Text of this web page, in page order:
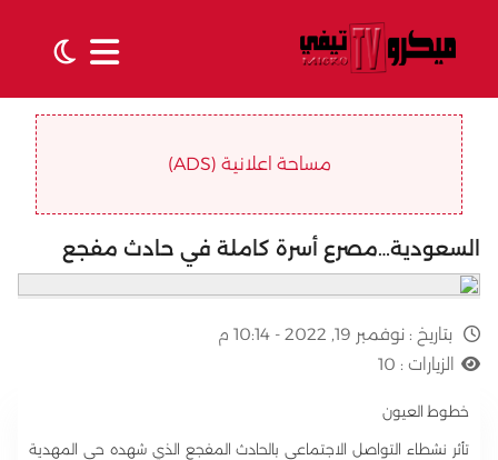
مساحة اعلانية (ADS)
السعودية…مصرع أسرة كاملة في حادث مفجع
بتاريخ : نوفمبر 19, 2022 - 10:14 م
الزيارات : 10
خطوط العيون
تأثر نشطاء التواصل الاجتماعي بالحادث المفجع الذي شهده حي المهدية